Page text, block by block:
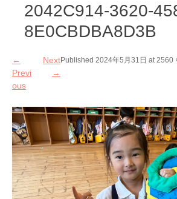
2042C914-3620-
8E0CBDBA8D3B
Published 2024年5月31日 at 2560
←
Previ
ous
Next
→